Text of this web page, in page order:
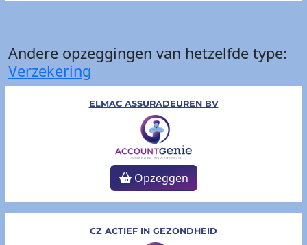
Andere opzeggingen van hetzelfde type:
Verzekering
ELMAC ASSURADEUREN BV
Opzeggen
CZ ACTIEF IN GEZONDHEID